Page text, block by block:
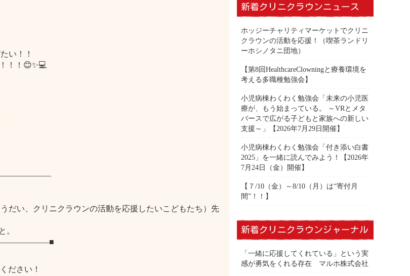
い！！
！！😊✨💻
だい、クリニクラウンの活動を応援したいこどもたち）先
。
ださい！
新着クリニクラウンニュース
ホッジーチャリティマーケットでクリニ
クラウンの活動を応援！（喫茶ランドリ
ーホシノタニ団地）
【第8回HealthcareClowningと療養環境を
考える多職種勉強会】
小児病棟わくわく勉強会「未来の小児医
療が、もう始まっている。 ～VRとメタ
バースで広がる子どもと家族への新しい
支援～」【2026年7月29日開催】
小児病棟わくわく勉強会「付き添い白書
2025」を一緒に読んでみよう！【2026年
7月24日（金）開催】
【７/10（金）～8/10（月）は“寄付月
間”！！】
新着クリニクラウンジャーナル
「一緒に応援してくれている」という実
感が勇気をくれる存在 マルホ株式会社